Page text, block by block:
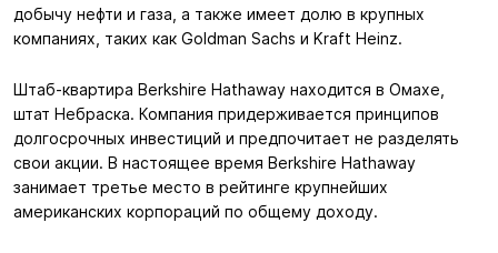
добычу нефти и газа, а также имеет долю в крупных
компаниях, таких как Goldman Sachs и Kraft Heinz.
Штаб-квартира Berkshire Hathaway находится в Омахе,
штат Небраска. Компания придерживается принципов
долгосрочных инвестиций и предпочитает не разделять
свои акции. В настоящее время Berkshire Hathaway
занимает третье место в рейтинге крупнейших
американских корпораций по общему доходу.